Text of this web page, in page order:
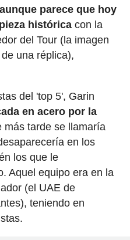
aunque parece que hoy
históricacon la
del Tour (la imagen
una réplica),
del 'top 5', Garin
en acero por la
más tarde se llamaría
en los
los que le
Aquel equipo era en la
(el UAE de
teniendo en